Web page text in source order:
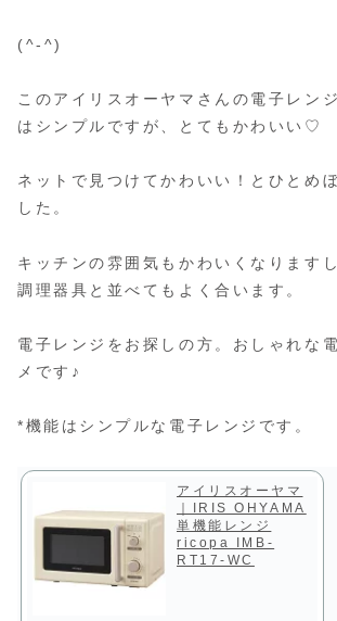
(^-^)
このアイリスオーヤマさんの電子レン
はシンプルですが、とてもかわいい♡
ネットで見つけてかわいい！とひとめ
した。
キッチンの雰囲気もかわいくなります
調理器具と並べてもよく合います。
電子レンジをお探しの方。おしゃれな
メです♪
*機能はシンプルな電子レンジです。
アイリスオーヤマ
｜IRIS OHYAMA
単機能レンジ
ricopa IMB-
RT17-WC